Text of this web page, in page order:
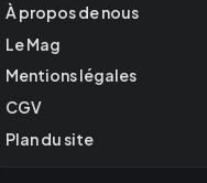
À propos de nous
Le Mag
Mentions légales
CGV
Plan du site